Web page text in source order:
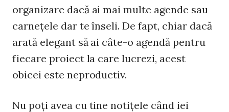
organizare dacă ai mai multe agende sau
carneţele dar te înseli. De fapt, chiar dacă
arată elegant să ai câte-o agendă pentru
fiecare proiect la care lucrezi, acest
obicei este neproductiv.
Nu poţi avea cu tine notiţele când iei